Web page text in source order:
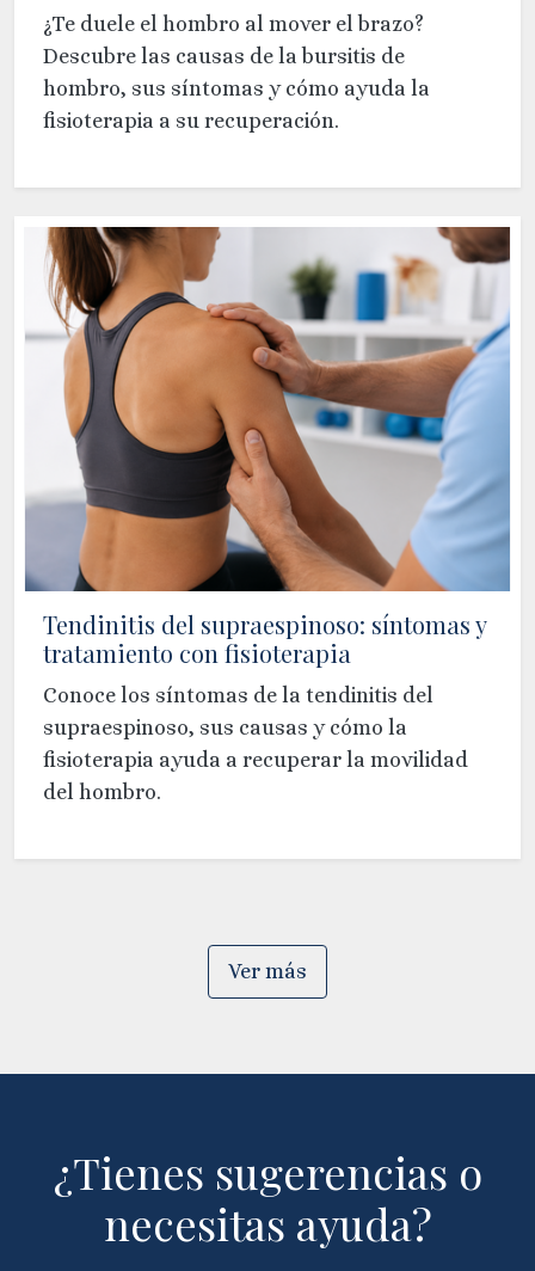
¿Te duele el hombro al mover el brazo?
Descubre las causas de la bursitis de
hombro, sus síntomas y cómo ayuda la
fisioterapia a su recuperación.
Tendinitis del supraespinoso: síntomas y
tratamiento con fisioterapia
Conoce los síntomas de la tendinitis del
supraespinoso, sus causas y cómo la
fisioterapia ayuda a recuperar la movilidad
del hombro.
Ver más
¿Tienes sugerencias o
necesitas ayuda?